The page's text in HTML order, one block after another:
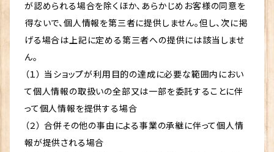
が認められる場合を除くほか、あらかじめお客様の同意を
得ないで、個人情報を第三者に提供しません。但し、次に掲
げる場合は上記に定める第三者への提供には該当しませ
ん。
（１） 当ショップが利用目的の達成に必要な範囲内におい
て個人情報の取扱いの全部又は一部を委託することに伴
って個人情報を提供する場合
（２） 合併その他の事由による事業の承継に伴って個人情
報が提供される場合